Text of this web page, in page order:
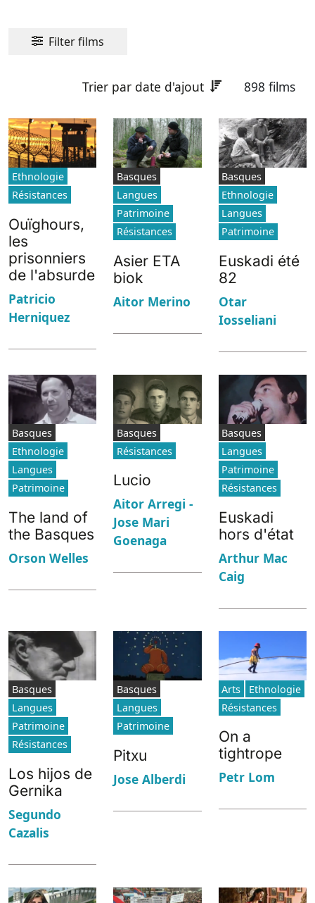
Filter films
Trier par date d'ajout 898 films
Ethnologie
Résistances
Ouïghours,
les
prisonniers
de l'absurde
Patricio
Herniquez
Basques
Langues
Patrimoine
Résistances
Asier ETA
biok
Aitor Merino
Basques
Ethnologie
Langues
Patrimoine
Euskadi été
82
Otar
Iosseliani
Basques
Ethnologie
Langues
Patrimoine
The land of
the Basques
Orson Welles
Basques
Résistances
Lucio
Aitor Arregi -
Jose Mari
Goenaga
Basques
Langues
Patrimoine
Résistances
Euskadi
hors d'état
Arthur Mac
Caig
Basques
Langues
Patrimoine
Résistances
Los hijos de
Gernika
Segundo
Cazalis
Basques
Langues
Patrimoine
Pitxu
Jose Alberdi
Arts
Ethnologie
Résistances
On a
tightrope
Petr Lom